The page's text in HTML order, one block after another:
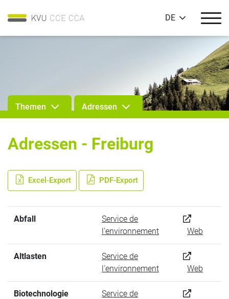
DE
Themen Adressen
Adressen - Freiburg
Excel-Export PDF-Export
Abfall
Service de
l'environnement
Web
Altlasten
Service de
l'environnement
Web
Biotechnologie
Service de